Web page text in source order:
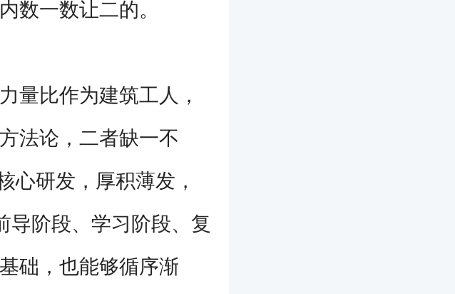
数一数让二的。
比作为建筑工人，
法论，二者缺一不
心研发，厚积薄发，
导阶段、学习阶段、复
础，也能够循序渐